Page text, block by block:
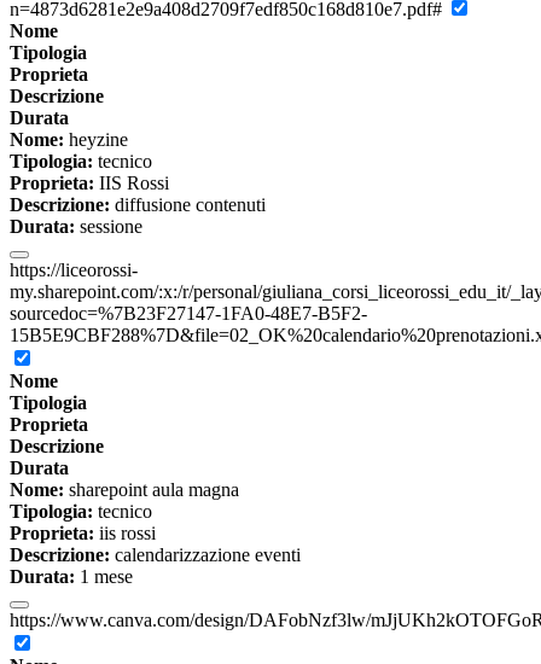
n=4873d6281e2e9a408d2709f7edf850c168d810e7.pdf#
Nome
Tipologia
Proprieta
Descrizione
Durata
Nome: heyzine
Tipologia: tecnico
Proprieta: IIS Rossi
Descrizione: diffusione contenuti
Durata: sessione
https://liceorossi-
my.sharepoint.com/:x:/r/personal/giuliana_corsi_liceorossi_edu_it/
sourcedoc=%7B23F27147-1FA0-48E7-B5F2-
Nome
Tipologia
Proprieta
Descrizione
Durata
Nome: sharepoint aula magna
Tipologia: tecnico
Proprieta: iis rossi
Descrizione: calendarizzazione eventi
Durata: 1 mese
https://www.canva.com/design/DAFobNzf3lw/